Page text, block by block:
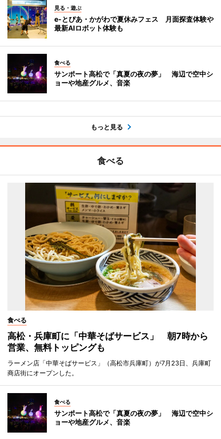
見る・遊ぶ
e-とぴあ・かがわで夏休みフェス 月面探査体験や
最新AIロボット体験も
食べる
サンポート高松で「真夏の夜の夢」 海辺で空中シ
ョーや地産グルメ、音楽
もっと見る
食べる
食べる
高松・兵庫町に「中華そばサービス」 朝7時から
営業、無料トッピングも
ラーメン店「中華そばサービス」（高松市兵庫町）が7月23日、兵庫町
商店街にオープンした。
食べる
サンポート高松で「真夏の夜の夢」 海辺で空中シ
ョーや地産グルメ、音楽